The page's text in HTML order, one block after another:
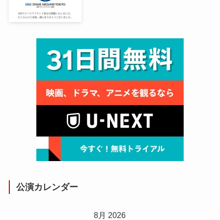
公演カレンダー
8月 2026